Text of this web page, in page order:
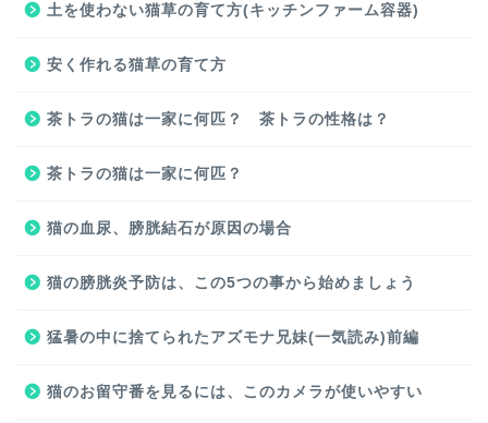
土を使わない猫草の育て方(キッチンファーム容器)
安く作れる猫草の育て方
茶トラの猫は一家に何匹？ 茶トラの性格は？
茶トラの猫は一家に何匹？
猫の血尿、膀胱結石が原因の場合
猫の膀胱炎予防は、この5つの事から始めましょう
猛暑の中に捨てられたアズモナ兄妹(一気読み)前編
猫のお留守番を見るには、このカメラが使いやすい